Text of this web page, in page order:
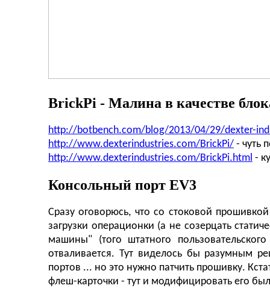
BrickPi - Малина в качестве
http://botbench.com/blog/2013/04/29/dexter-
http://www.dexterindustries.com/BrickPi/ - чуть
http://www.dexterindustries.com/BrickPi.html -
Консольный порт EV3
Сразу оговорюсь, что со стоковой
загрузки операционки (а не созерцать
машины" (того штатного
отваливается. Тут виделось бы разумным
портов ... но это нужно патчить прошивку.
флеш-карточки - тут и модифицировать его